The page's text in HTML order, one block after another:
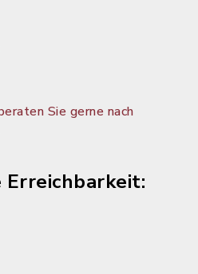
Sie gerne nach